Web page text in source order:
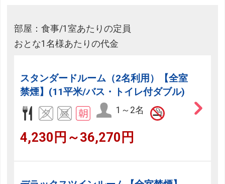
部屋：食事/1室あたりの定員
おとな1名様あたりの代金
スタンダードルーム（2名利用）【全室
禁煙】(11平米/バス・トイレ付ダブル)
1～2名
4,230円～36,270円